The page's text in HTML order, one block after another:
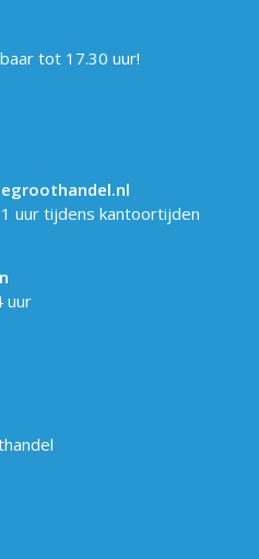
tot 17.30 uur!
uur tijdens kantoortijden
uur